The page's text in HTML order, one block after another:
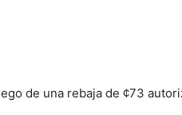
de una rebaja de ¢73